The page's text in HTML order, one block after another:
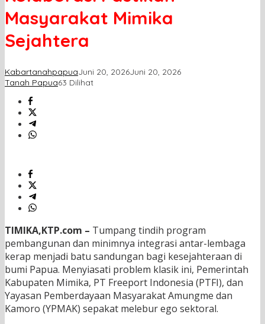
Masyarakat Mimika
Sejahtera
KabartanahpapuaJuni 20, 2026Juni 20, 2026
Tanah Papua63 Dilihat
TIMIKA,KTP.com – Tumpang tindih program
pembangunan dan minimnya integrasi antar-lembaga
kerap menjadi batu sandungan bagi kesejahteraan di
bumi Papua. Menyiasati problem klasik ini, Pemerintah
Kabupaten Mimika, PT Freeport Indonesia (PTFI), dan
Yayasan Pemberdayaan Masyarakat Amungme dan
Kamoro (YPMAK) sepakat melebur ego sektoral.